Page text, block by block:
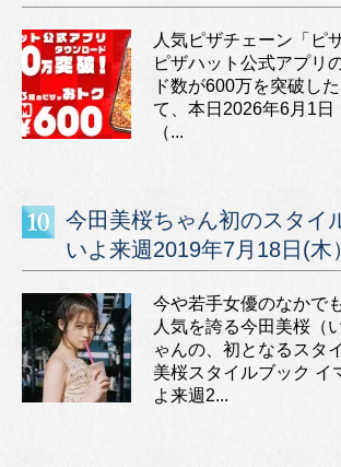
人気ピザチェーン「ピ
ピザハット公式アプリ
ド数が600万を突破し
て、本日2026年6月1日
（...
今田美桜ちゃん初のスタイ
いよ来週2019年7月18日(木
今や若手女優のなかで
人気を誇る今田美桜
ゃんの、初となるスタ
美桜スタイルブック イ
よ来週2...